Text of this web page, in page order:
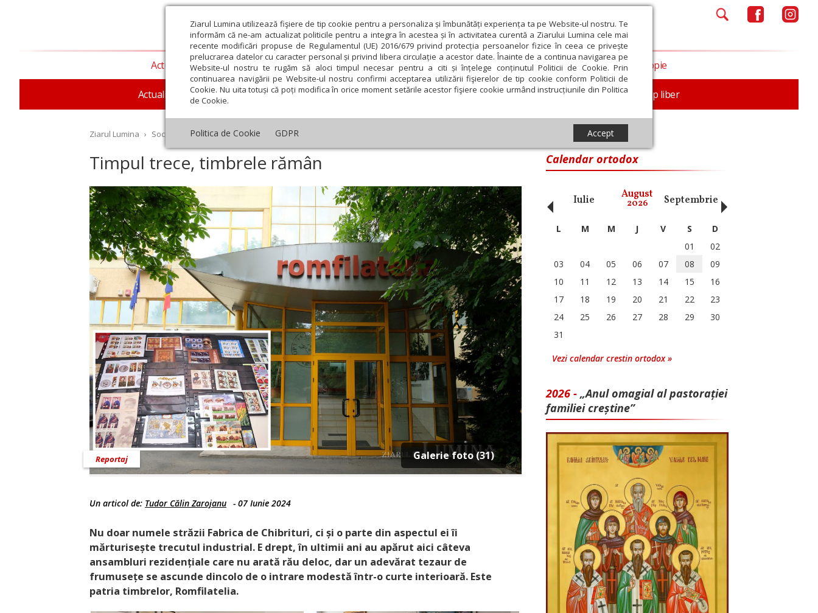
Ziarul Lumina utilizează fişiere de tip cookie pentru a personaliza și îmbunătăți experiența ta pe Website-ul nostru. Te
informăm că ne-am actualizat politicile pentru a integra în acestea și în activitatea curentă a Ziarului Lumina cele mai
recente modificări propuse de Regulamentul (UE) 2016/679 privind protecția persoanelor fizice în ceea ce privește
prelucrarea datelor cu caracter personal și privind libera circulație a acestor date. Înainte de a continua navigarea pe
Website-ul nostru te rugăm să aloci timpul necesar pentru a citi și înțelege conținutul Politicii de Cookie. Prin
continuarea navigării pe Website-ul nostru confirmi acceptarea utilizării fişierelor de tip cookie conform Politicii de
Cookie. Nu uita totuși că poți modifica în orice moment setările acestor fişiere cookie urmând instrucțiunile din Politica
de Cookie.
Politica de Cookie GDPR Accept
Actualitate religioasă Teologie și spiritualitate Educaţie și Cultură Societate
Actualitate socială Sănătate Analiză Reportaj Psihologie Religie și știință Familie Timp liber
Opinii Filantropie
Ziarul Lumina › Societate › Reportaj › Timpul trece, timbrele rămân
Timpul trece, timbrele rămân
Galerie foto (31)
Reportaj
Un articol de: Tudor Călin Zarojanu - 07 Iunie 2024
Nu doar numele străzii Fabrica de Chibrituri, ci și o parte din aspectul ei îi
mărturisește trecutul industrial. E drept, în ultimii ani au apărut aici câteva
ansambluri rezidențiale care nu arată rău deloc, dar un adevărat tezaur de
frumusețe se ascunde dincolo de o intrare modestă într-o curte interioară. Este
patria timbrelor, Romfilatelia.
Calendar ortodox
Octombrie Noiembrie Decembrie Februarie Martie Aprilie Mai Iulie August
2026 Septembrie Octombrie
‹ L M M J V S
D
01
02
03
04 05 06 07 08
09
10
11 12 13 14 15
16
17
18 19 20 21 22
23
24
25 26 27 28 29
30
31
Vezi calendar crestin ortodox »
2026 - „Anul omagial al pastorației
familiei creștine”